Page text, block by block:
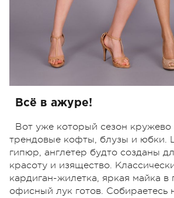
Всё в ажуре!
Вот уже который сезон кружево
трендовые кофты, блузы и юбки.
гипюр, англетер будто созданы
красоту и изящество.
кардиган-жилетка, яркая майка в
офисный лук готов. Собираетесь